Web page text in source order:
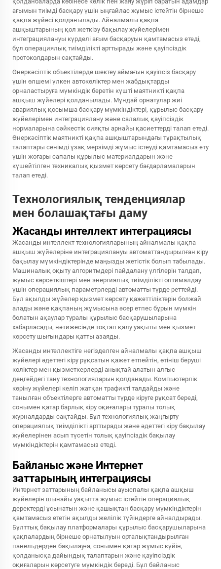
ағымын тиімді басқару үшін ыңғайлас жұмыс істейтін бірнеше
қақпа жүйесі қолданылады. Айналмалы қақпа
ашқыштарының қол жеткізу бақылау жүйелерімен
интеграциялануы күрделі ағым басқаруын қамтамасыз етеді,
бұл операциялық тиімділікті арттырады және қауіпсіздік
протоколдарын сақтайды.
Өнеркәсіптік объектілерде шектеу аймағын қауіпсіз басқару
үшін өлшемі үлкен автокөліктер мен жабдықтарды
орналастыруға мүмкіндік беретін күшті маятникті қақпа
ашқыш жүйелері қолданылады. Мұндай орнатулар жиі
авариялық қосымша басқару мүмкіндіктері, құрылыс басқару
жүйелерімен интеграциялану және салалық қауіпсіздік
нормаларына сәйкестік сияқты арнайы қасиеттерді талап етеді.
Өнеркәсіптік маятникті қақпа ашқыштарындағы тұрақтылық
талаптары сенімді ұзақ мерзімді жұмыс істеуді қамтамасыз ету
үшін жоғары сапалы құрылыс материалдарын және
күшейтілген техникалық қызмет көрсету бағдарламаларын
талап етеді.
Технологиялық тенденциялар
мен болашақтағы даму
Жасанды интеллект интеграциясы
Жасанды интеллект технологияларының айналмалы қақпа
ашқыш жүйелеріне интеграциялануы автоматтандырылған кіру
бақылау мүмкіндіктерінде маңызды жетістік болып табылады.
Машиналық оқыту алгоритмдері пайдалану үлгілерін талдап,
жұмыс көрсеткіштері мен энергиялық тиімділікті оптималдау
үшін операциялық параметрлерді автоматты түрде реттейді.
Бұл ақылды жүйелер қызмет көрсету қажеттіліктерін болжай
алады және қақпаның жұмысына әсер етпес бұрын мүмкін
болатын ақаулар туралы құрылыс басқарушыларына
хабарласады, нәтижесінде тоқтап қалу уақыты мен қызмет
көрсету шығындары қатты азаяды.
Жасанды интеллектіге негізделген айналмалы қақпа ашқыш
жүйелері әдеттегі кіру рұқсатын қажет етпейтін, өтініш беруші
көліктер мен қызметкерлерді анықтай алатын алғыс
деңгейдегі тану технологияларын қолданады. Компьютерлік
көріну жүйелері келіп жатқан трафикті талдайды және
танылған объектілерге автоматты түрде кіруге рұқсат береді,
сонымен қатар барлық кіру оқиғалары туралы толық
журналдарды сақтайды. Бұл технологиялық жаңғырту
операциялық тиімділікті арттырады және әдеттегі кіру бақылау
жүйелерінен асып түсетін толық қауіпсіздік бақылау
мүмкіндіктерін қамтамасыз етеді.
Байланыс және Интернет
заттарының интеграциясы
Интернет заттарының байланысы ауыспалы қақпа ашқыш
жүйелерін шынайы уақытта жұмыс істейтін операциялық
деректерді ұсынатын және қашықтан басқару мүмкіндіктерін
қамтамасыз ететін ақылды желілік түйіндерге айналдырады.
Бұлттық бақылау платформалары құрылыс басқарушыларына
қақпалардың бірнеше орнатылуын орталықтандырылған
панельдерден бақылауға, сонымен қатар жұмыс күйін,
қолданысқа дайындық талаптарын және қауіпсіздік
оқиғаларын көрсетуге мүмкіндік береді. Бұл байланыс